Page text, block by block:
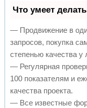
Что умеет
— Продвижение в
запросов, покупка
степенью качества
— Регулярная
100 показателям и
качества проекта.
— Все известные